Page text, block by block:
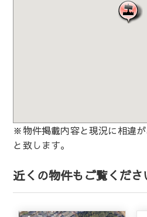
※物件掲載内容と現況に相違
と致します。
近くの物件もご覧くださ